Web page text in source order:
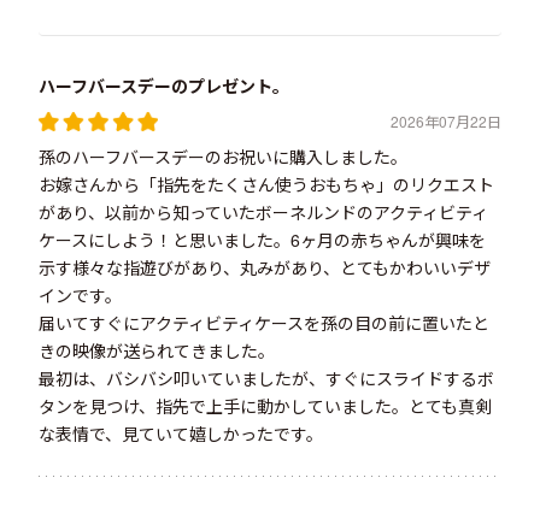
ハーフバースデーのプレゼント。
2026年07月22日
孫のハーフバースデーのお祝いに購入しました。
お嫁さんから「指先をたくさん使うおもちゃ」のリクエスト
があり、以前から知っていたボーネルンドのアクティビティ
ケースにしよう！と思いました。6ヶ月の赤ちゃんが興味を
示す様々な指遊びがあり、丸みがあり、とてもかわいいデザ
インです。
届いてすぐにアクティビティケースを孫の目の前に置いたと
きの映像が送られてきました。
最初は、バシバシ叩いていましたが、すぐにスライドするボ
タンを見つけ、指先で上手に動かしていました。とても真剣
な表情で、見ていて嬉しかったです。